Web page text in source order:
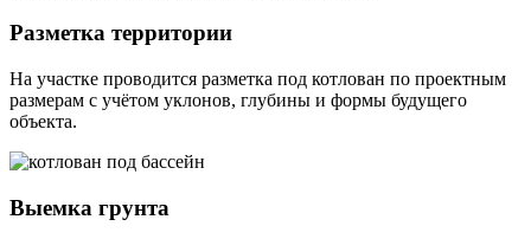
Разметка территории
На участке проводится разметка под котлован по проектным
размерам с учётом уклонов, глубины и формы будущего
объекта.
Выемка грунта